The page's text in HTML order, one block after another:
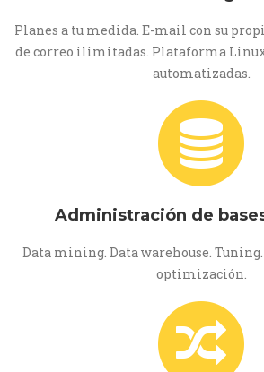
Planes a tu medida. E-mail con su
de correo ilimitadas. Plataforma
automatizadas.
Administración de
Data mining. Data warehouse.
optimización.